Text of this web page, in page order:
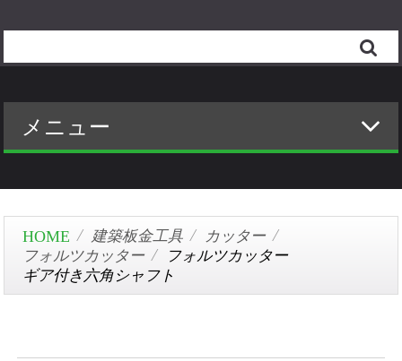
メニュー
建築板金工具
カッター
フォルツカッター
フォルツカッター
ギア付き六角シャフト